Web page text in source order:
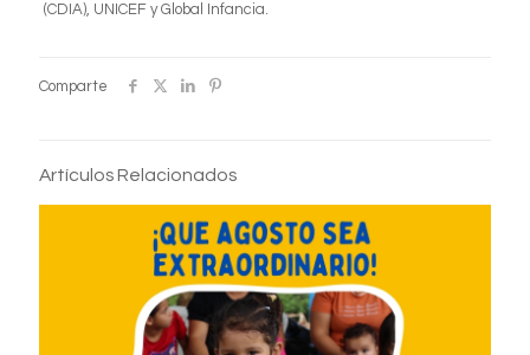
(CDIA), UNICEF y Global Infancia.
Comparte
Artículos Relacionados